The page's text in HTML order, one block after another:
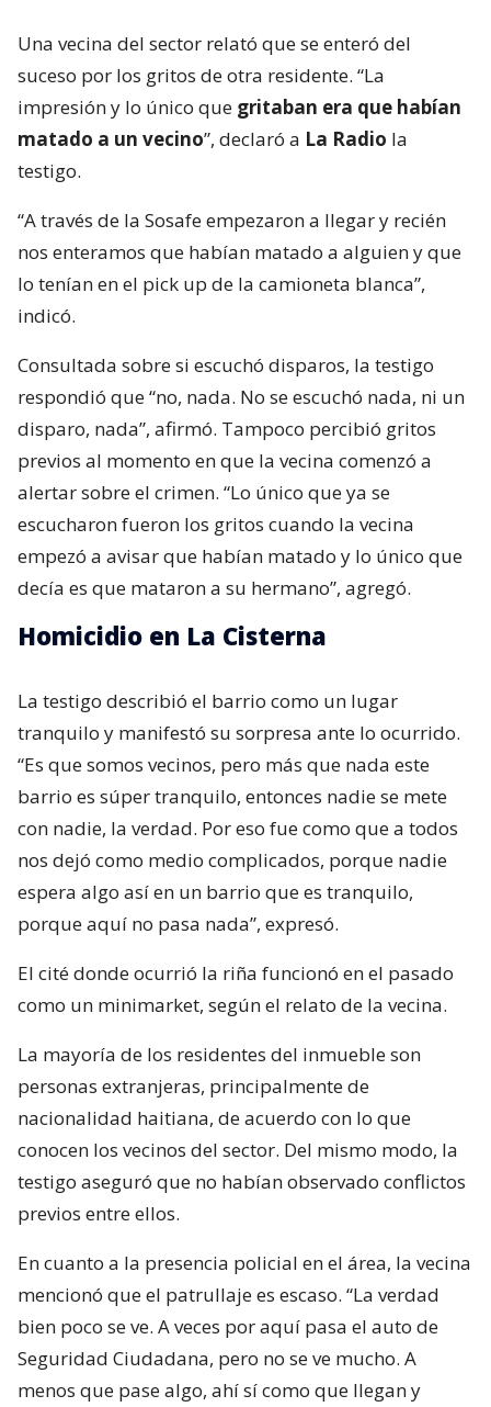
Una vecina del sector relató que se enteró del
suceso por los gritos de otra residente. “La
impresión y lo único que gritaban era que habían
matado a un vecino”, declaró a La Radio la
testigo.
“A través de la Sosafe empezaron a llegar y recién
nos enteramos que habían matado a alguien y que
lo tenían en el pick up de la camioneta blanca”,
indicó.
Consultada sobre si escuchó disparos, la testigo
respondió que “no, nada. No se escuchó nada, ni un
disparo, nada”, afirmó. Tampoco percibió gritos
previos al momento en que la vecina comenzó a
alertar sobre el crimen. “Lo único que ya se
escucharon fueron los gritos cuando la vecina
empezó a avisar que habían matado y lo único que
decía es que mataron a su hermano”, agregó.
Homicidio en La Cisterna
La testigo describió el barrio como un lugar
tranquilo y manifestó su sorpresa ante lo ocurrido.
“Es que somos vecinos, pero más que nada este
barrio es súper tranquilo, entonces nadie se mete
con nadie, la verdad. Por eso fue como que a todos
nos dejó como medio complicados, porque nadie
espera algo así en un barrio que es tranquilo,
porque aquí no pasa nada”, expresó.
El cité donde ocurrió la riña funcionó en el pasado
como un minimarket, según el relato de la vecina.
La mayoría de los residentes del inmueble son
personas extranjeras, principalmente de
nacionalidad haitiana, de acuerdo con lo que
conocen los vecinos del sector. Del mismo modo, la
testigo aseguró que no habían observado conflictos
previos entre ellos.
En cuanto a la presencia policial en el área, la vecina
mencionó que el patrullaje es escaso. “La verdad
bien poco se ve. A veces por aquí pasa el auto de
Seguridad Ciudadana, pero no se ve mucho. A
menos que pase algo, ahí sí como que llegan y